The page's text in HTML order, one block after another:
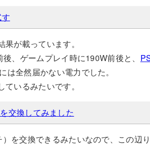
が載っています。
、ゲームプレイ時に190W前後と、
は全然届かない電力でした。
いるみたいです。
交換してみました
を交換できるみたいなので、この辺